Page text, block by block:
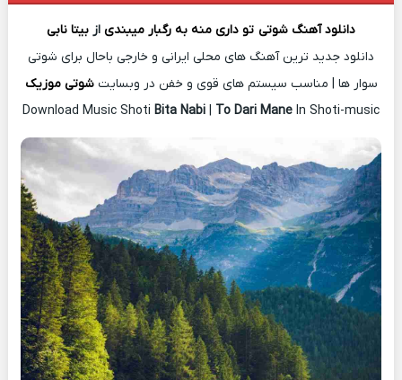
دانلود آهنگ شوتی تو داری منه به رگبار میبندی از بیتا نابی
دانلود جدید ترین آهنگ های محلی ایرانی و خارجی باحال برای شوتی
سوار ها | مناسب سیستم های قوی و خفن در وبسایتشوتی موزیک
Download Music Shoti Bita Nabi To Dari Mane In Shoti-music